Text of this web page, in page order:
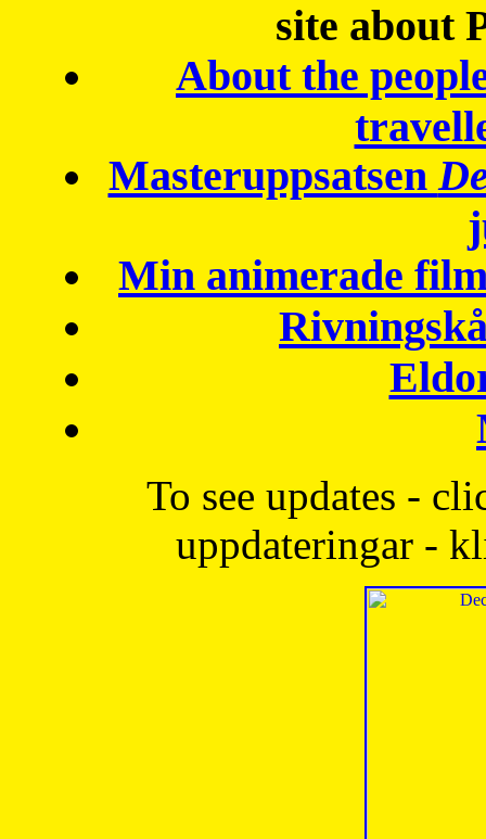
site about
About the
Masteruppsatsen
Min animerade
To see updates -
uppdateringar -